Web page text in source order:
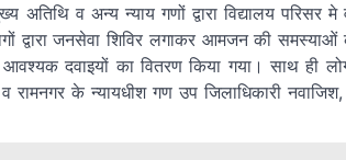
व अन्य न्याय गणों द्वारा विद्यालय परिसर मे
द्वारा जनसेवा शिविर लगाकर आमजन की समस्याओं
दवाइयों का वितरण किया गया। साथ ही
व रामनगर के न्यायधीश गण उप जिलाधिकारी